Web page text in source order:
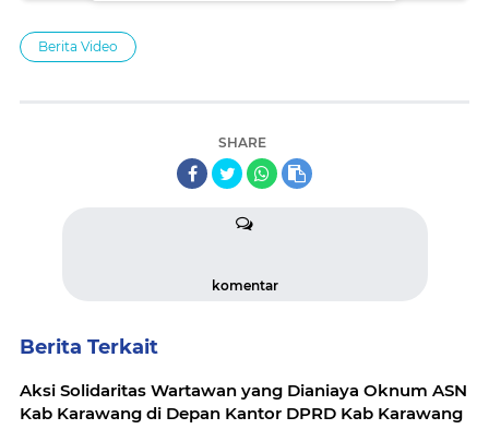
Berita Video
SHARE
komentar
Berita Terkait
Aksi Solidaritas Wartawan yang Dianiaya Oknum ASN
Kab Karawang di Depan Kantor DPRD Kab Karawang